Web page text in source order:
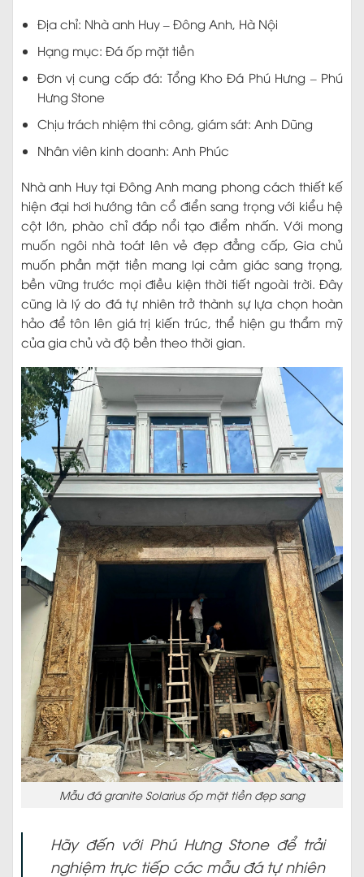
Địa chỉ: Nhà anh Huy – Đông Anh, Hà Nội
Hạng mục: Đá ốp mặt tiền
Đơn vị cung cấp đá: Tổng Kho Đá Phú Hưng – Phú
Hưng Stone
Chịu trách nhiệm thi công, giám sát: Anh Dũng
Nhân viên kinh doanh: Anh Phúc
Nhà anh Huy tại Đông Anh mang phong cách thiết kế
hiện đại hơi hướng tân cổ điển sang trọng với kiểu hệ
cột lớn, phào chỉ đắp nổi tạo điểm nhấn. Với mong
muốn ngôi nhà toát lên vẻ đẹp đẳng cấp, Gia chủ
muốn phần mặt tiền mang lại cảm giác sang trọng,
bền vững trước mọi điều kiện thời tiết ngoài trời. Đây
cũng là lý do đá tự nhiên trở thành sự lựa chọn hoàn
hảo để tôn lên giá trị kiến trúc, thể hiện gu thẩm mỹ
của gia chủ và độ bền theo thời gian.
Mẫu đá granite Solarius ốp mặt tiền đẹp sang
Hãy đến với Phú Hưng Stone để trải
nghiệm trực tiếp các mẫu đá tự nhiên